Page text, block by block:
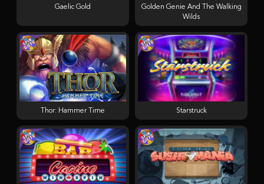
Starstruck
Golden Genie And The Walking
Wilds
Gaelic Gold
Thor: Hammer Time